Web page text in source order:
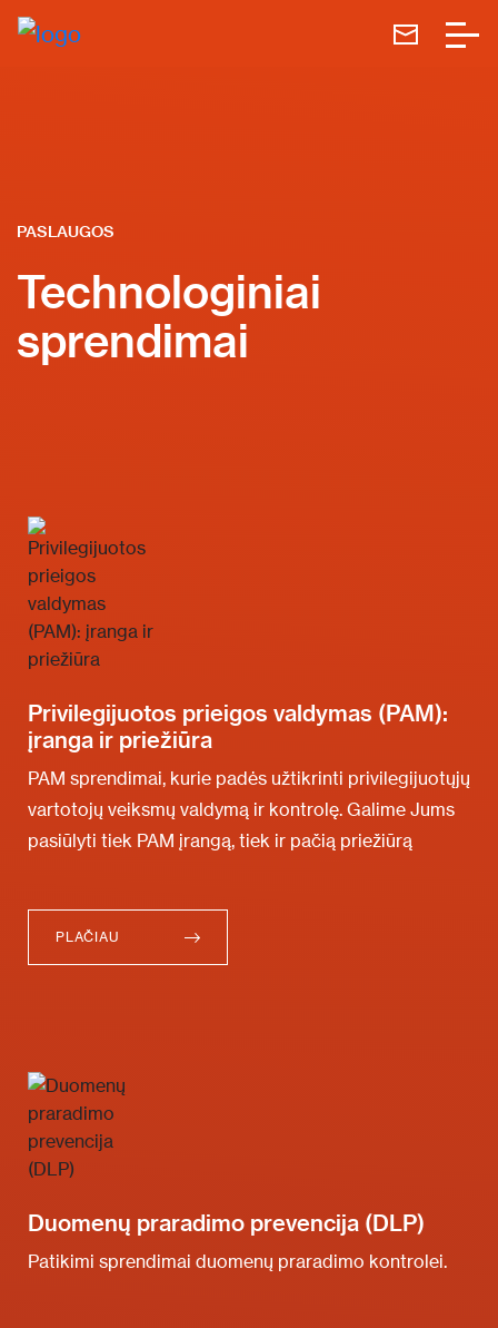
PASLAUGOS
Technologiniai
sprendimai
Privilegijuotos prieigos valdymas (PAM):
įranga ir priežiūra
PAM sprendimai, kurie padės užtikrinti privilegijuotųjų
vartotojų veiksmų valdymą ir kontrolę. Galime Jums
pasiūlyti tiek PAM įrangą, tiek ir pačią priežiūrą
PLAČIAU
Duomenų praradimo prevencija (DLP)
Patikimi sprendimai duomenų praradimo kontrolei.